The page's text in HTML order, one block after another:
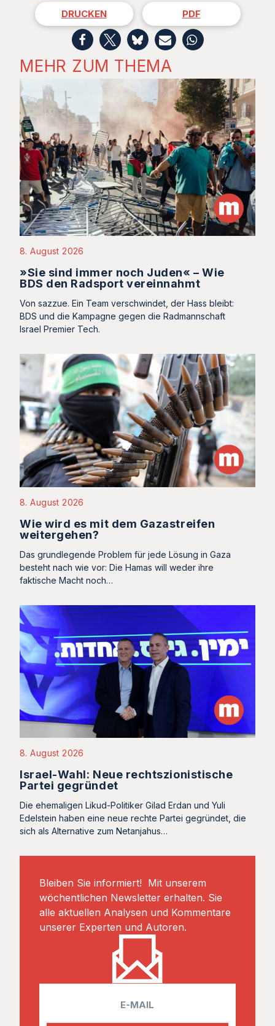
DRUCKEN PDF
MEHR ZUM THEMA
8. August 2026
»Sie sind immer noch Juden« – Wie
BDS den Radsport vereinnahmt
Von sazzue. Ein Team verschwindet, der Hass bleibt:
BDS und die Kampagne gegen die Radmannschaft
Israel Premier Tech.
8. August 2026
Wie wird es mit dem Gazastreifen
weitergehen?
Das grundlegende Problem für jede Lösung in Gaza
besteht nach wie vor: Die Hamas will weder ihre
faktische Macht noch…
8. August 2026
Israel-Wahl: Neue rechtszionistische
Partei gegründet
Die ehemaligen Likud-Politiker Gilad Erdan und Yuli
Edelstein haben eine neue rechte Partei gegründet, die
sich als Alternative zum Netanjahus…
Bleiben Sie informiert! Mit unserem
wöchentlichen Newsletter erhalten. Sie
alle aktuellen Analysen und Kommentare
unserer Experten und Autoren.